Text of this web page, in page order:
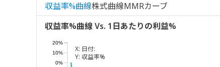
収益率%曲線株式曲線MMRカーブ
収益率%曲線 Vs. 1日あたりの利益%
X: 日付:
Y: 収益率%
0%
10%
20%